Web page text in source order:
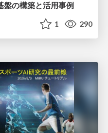
の構築と活用事例
1 290